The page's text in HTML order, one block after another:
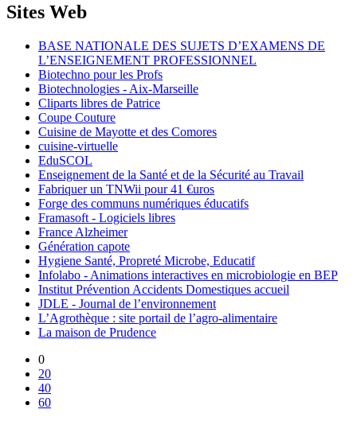
Sites Web
BASE NATIONALE DES SUJETS D’EXAMENS DE
L’ENSEIGNEMENT PROFESSIONNEL
Biotechno pour les Profs
Biotechnologies - Aix-Marseille
Cliparts libres de Patrice
Coupe Couture
Cuisine de Mayotte et des Comores
cuisine-virtuelle
EduSCOL
Enseignement de la Santé et de la Sécurité au Travail
Fabriquer un TNWii pour 41 €uros
Forge des communs numériques éducatifs
Framasoft - Logiciels libres
France Alzheimer
Génération capote
Hygiene Santé, Propreté Microbe, Educatif
Infolabo - Animations interactives en microbiologie en BEP
Institut Prévention Accidents Domestiques accueil
JDLE - Journal de l’environnement
L’Agrothèque : site portail de l’agro-alimentaire
La maison de Prudence
0
20
40
60